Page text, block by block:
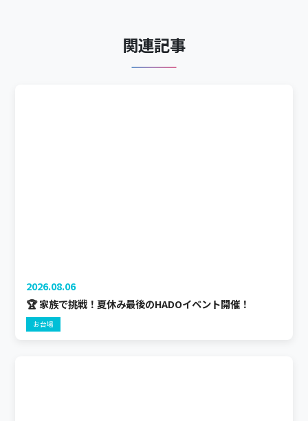
関連記事
2026.08.06
🏆 家族で挑戦！夏休み最後のHADOイベント開催！
お台場